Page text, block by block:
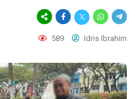
589 Idris Ibrahim